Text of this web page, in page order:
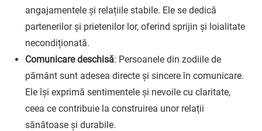
angajamentele și relațiile stabile. Ele se dedică
partenerilor și prietenilor lor, oferind sprijin și loialitate
necondiționată.
Comunicare deschisă: Persoanele din zodiile de
pământ sunt adesea directe și sincere în comunicare.
Ele își exprimă sentimentele și nevoile cu claritate,
ceea ce contribuie la construirea unor relații
sănătoase și durabile.